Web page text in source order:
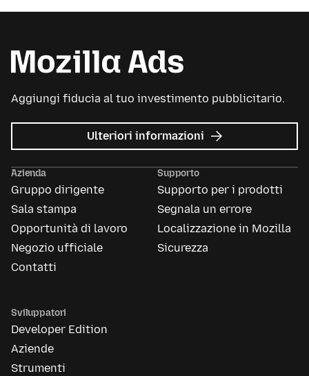
Aggiungi fiducia al tuo investimento pubblicitario.
Ulteriori informazioni su
Mozilla
Azienda
Gruppo dirigente
Sala stampa
Opportunità di lavoro
Negozio ufficiale
Contatti
Supporto
Supporto per i prodotti
Segnala un errore
Localizzazione in Mozilla
Sicurezza
Sviluppatori
Developer Edition
Aziende
Strumenti